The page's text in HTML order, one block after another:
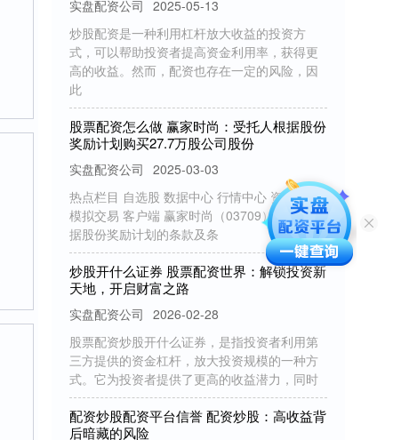
炒股配资是一种利用杠杆放大收益的投资方
式，可以帮助投资者提高资金利用率，获得更
高的收益。然而，配资也存在一定的风险，因
此
股票配资怎么做 赢家时尚：受托人根据股份
奖励计划购买27.7万股公司股份
实盘配资公司 2025-03-03
热点栏目 自选股 数据中心 行情中心 资金流向
模拟交易 客户端 赢家时尚（03709）公布，根
据股份奖励计划的条款及条
炒股开什么证券 股票配资世界：解锁投资新
天地，开启财富之路
实盘配资公司 2026-02-28
股票配资炒股开什么证券，是指投资者利用第
三方提供的资金杠杆，放大投资规模的一种方
式。它为投资者提供了更高的收益潜力，同时
配资炒股配资平台信誉 配资炒股：高收益背
后暗藏的风险
股票配资炒股